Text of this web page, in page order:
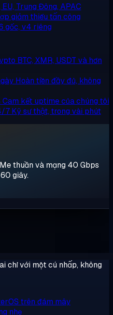
Trung Đông, APAC
giảm thiểu tấn công
gốc, v4 riêng
BTC, XMR, USDT và hơn
Hoàn tiền đầy đủ, không
Cam kết uptime của chúng tôi
7 Kỹ sư thật, trong vài phút
thuần và mạng 40 Gbps
giây.
chỉ với một cú nhấp, không
trên đám mây
nhẹ